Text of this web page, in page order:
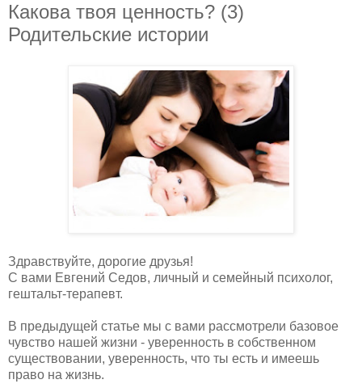
Какова твоя ценность? (3)
Родительские истории
Здравствуйте, дорогие друзья!
С вами Евгений Седов, личный и семейный психолог,
гештальт-терапевт.
В предыдущей статье мы с вами рассмотрели базовое
чувство нашей жизни - уверенность в собственном
существовании, уверенность, что ты есть и имеешь
право на жизнь.